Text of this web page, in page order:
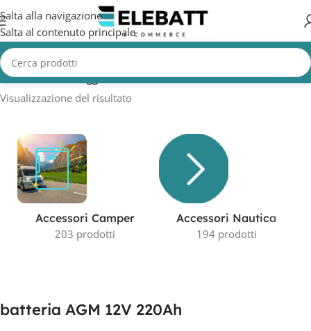
Salta alla navigazione
Salta al contenuto principale
Home/Prodotti taggati “batteria AGM 12V 220Ah”
Visualizzazione del risultato
Accessori Camper
203 prodotti
Accessori Nautica
194 prodotti
batteria AGM 12V 220Ah